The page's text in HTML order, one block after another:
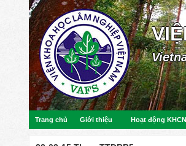
Trang chủ Giới thiệu Hoạt động KHCN